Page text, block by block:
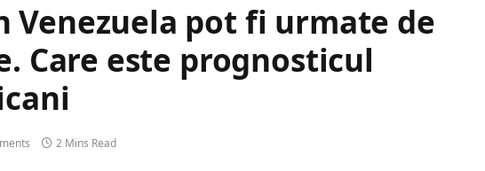
Venezuela pot fi urmate de
Care este prognosticul
2 Mins Read